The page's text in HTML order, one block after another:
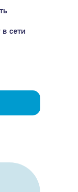
сети